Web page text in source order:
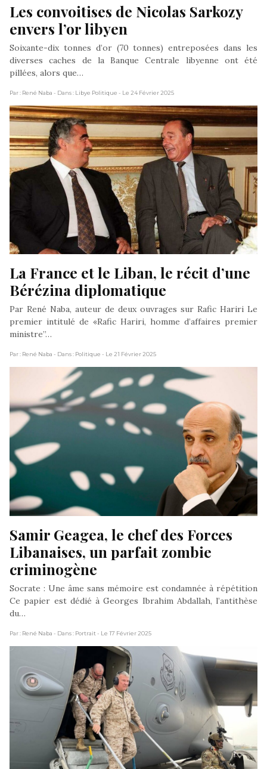
Les convoitises de Nicolas Sarkozy
envers l’or libyen
Soixante-dix tonnes d’or (70 tonnes) entreposées dans les
diverses caches de la Banque Centrale libyenne ont été
pillées, alors que…
Par : René Naba - Dans : Libye Politique - Le 24 Février 2025
La France et le Liban, le récit d’une
Bérézina diplomatique
Par René Naba, auteur de deux ouvrages sur Rafic Hariri Le
premier intitulé de «Rafic Hariri, homme d’affaires premier
ministre”…
Par : René Naba - Dans : Politique - Le 21 Février 2025
Samir Geagea, le chef des Forces
Libanaises, un parfait zombie
criminogène
Socrate : Une âme sans mémoire est condamnée à répétition
Ce papier est dédié à Georges Ibrahim Abdallah, l’antithèse
du…
Par : René Naba - Dans : Portrait- Le 17 Février 2025